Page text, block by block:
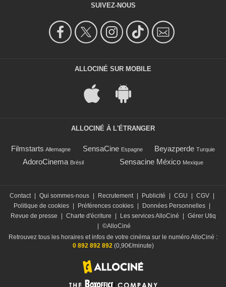
SUIVEZ-NOUS
ALLOCINÉ SUR MOBILE
ALLOCINÉ À L'ÉTRANGER
Filmstarts Allemagne SensaCine Espagne Beyazperde Turquie
AdoroCinema Brésil Sensacine México Mexique
Contact Qui sommes-nous Recrutement Publicité CGU CGV
Politique de cookies
Préférences cookies Données Personnelles
Revue de presse
Charte d'écriture Les services AlloCiné
Gérer Utiq
©AlloCiné
Retrouvez tous les horaires et infos de votre cinéma sur le numéro AlloCiné :
0 892 892 892(0,90€/minute)